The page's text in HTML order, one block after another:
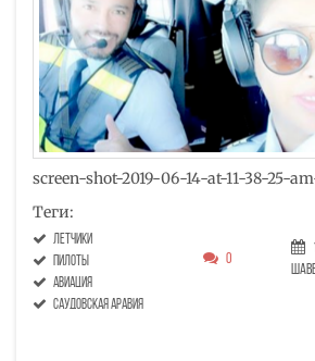
screen-shot-2019-06-14-at-11-38-25-
Теги:
летчики
пилоты
авиация
саудовская аравия
0